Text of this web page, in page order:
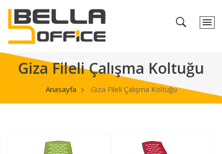
Giza Fileli Çalışma Koltuğu
Anasayfa Giza Fileli Çalışma Koltuğu